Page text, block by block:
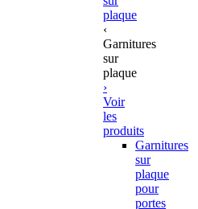
plaque
‹
Garnitures
sur
plaque
›
Voir
les
produits
Garnitures
sur
plaque
pour
portes